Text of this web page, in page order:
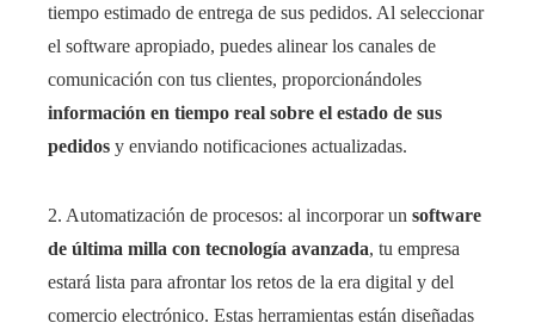
tiempo estimado de entrega de sus pedidos. Al seleccionar
el software apropiado, puedes alinear los canales de
comunicación con tus clientes, proporcionándoles
información en tiempo real sobre el estado de sus
pedidos y enviando notificaciones actualizadas.
2. Automatización de procesos: al incorporar un software
de última milla con tecnología avanzada, tu empresa
estará lista para afrontar los retos de la era digital y del
comercio electrónico. Estas herramientas están diseñadas